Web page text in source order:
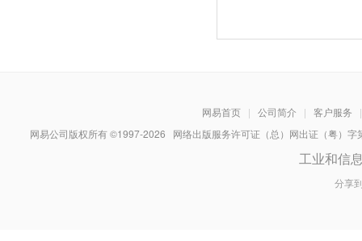
网易首页 | 公司简介 | 客户服务
|
网易公司版权所有 ©1997-2026 网络出版服务许可证（总）网出证（粤）
工业和信
分享